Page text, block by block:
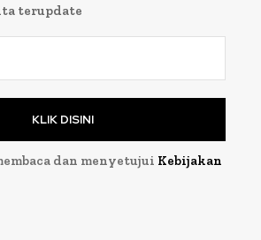
terupdate
KLIK DISINI
dan menyetujui Kebijakan